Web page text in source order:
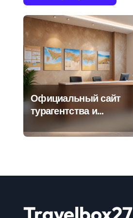
Официальный сайт
турагентства и
информация об
офисе продаж